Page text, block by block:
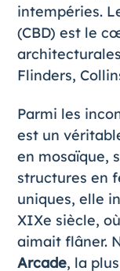
intempéries.
(CBD) est le
Flinders,
Parmi les
est un
en mosaïque,
structures en
uniques, elle
XIXe siècle,
aimait flâner.
Arcade, la